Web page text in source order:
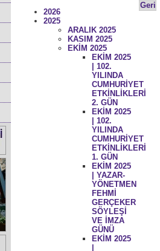
Geri
2026
2025
ARALIK 2025
KASIM 2025
EKİM 2025
EKİM 2025
| 102.
YILINDA
CUMHURİYET
ETKİNLİKLERİ
2. GÜN
EKİM 2025
| 102.
YILINDA
CUMHURİYET
ETKİNLİKLERİ
1. GÜN
EKİM 2025
| YAZAR-
YÖNETMEN
FEHMİ
GERÇEKER
SÖYLEŞİ
VE İMZA
GÜNÜ
EKİM 2025